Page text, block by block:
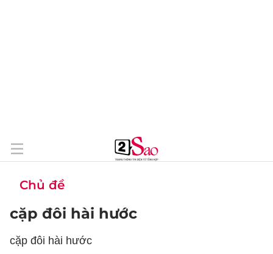
Chủ đề
cặp đôi hài hước
cặp đôi hài hước